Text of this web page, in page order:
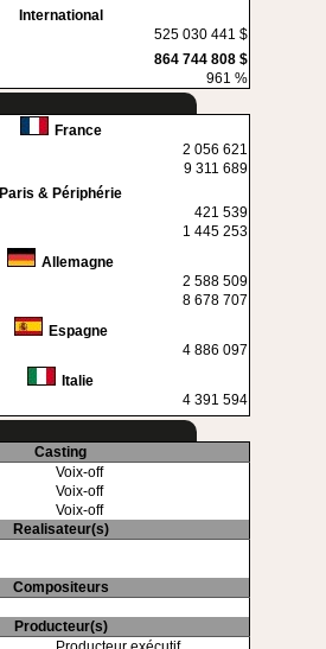
International
525 030 441 $
864 744 808 $
961 %
France
2 056 621
9 311 689
Paris & Périphérie
421 539
1 445 253
Allemagne
2 588 509
8 678 707
Espagne
4 886 097
Italie
4 391 594
Casting
Voix-off
Voix-off
Voix-off
Realisateur(s)
Compositeurs
Producteur(s)